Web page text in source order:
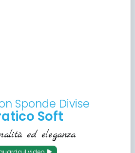
Sponde Divise
Soft
ed eleganza